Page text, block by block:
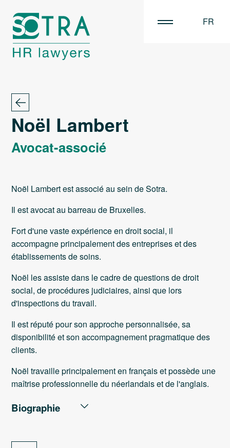
FR
Noël Lambert
Avocat-associé
Noël Lambert est associé au sein de Sotra.
Il est avocat au barreau de Bruxelles.
Fort d'une vaste expérience en droit social, il
accompagne principalement des entreprises et des
établissements de soins.
Noël les assiste dans le cadre de questions de droit
social, de procédures judiciaires, ainsi que lors
d'inspections du travail.
Il est réputé pour son approche personnalisée, sa
disponibilité et son accompagnement pragmatique des
clients.
Noël travaille principalement en français et possède une
maîtrise professionnelle du néerlandais et de l'anglais.
Biographie